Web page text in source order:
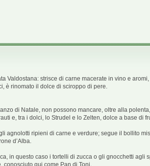
Valdostana: strisce di carne macerate in vino e
è rinomato il dolce di sciroppo di pere.
di Natale, non possono mancare, oltre alla
e, tra i dolci, lo Strudel e lo Zelten, dolce a base di
agnolotti ripieni di carne e verdure; segue il bollito
d’Alba.
in questo caso i tortelli di zucca o gli gnocchetti
conosciuto qui come Pan di Toni.